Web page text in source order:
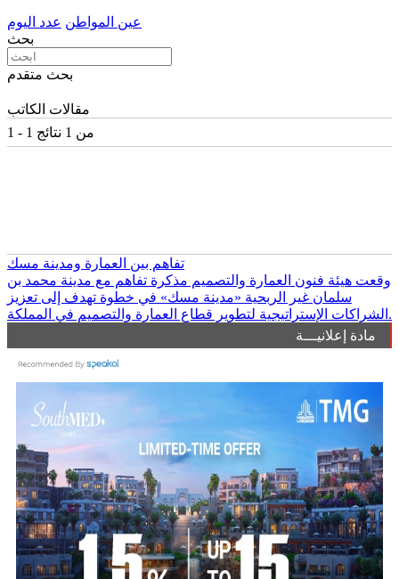
عين المواطن عدد اليوم
بحث
بحث متقدم
مقالات الكاتب
1 - 1 من 1 نتائج
تفاهم بين العمارة ومدينة مسك
وقعت هيئة فنون العمارة والتصميم مذكرة تفاهم مع مدينة محمد بن
سلمان غير الربحية «مدينة مسك» في خطوة تهدف إلى تعزيز
الشراكات الإستراتيجية لتطوير قطاع العمارة والتصميم في المملكة.
مادة إعلانيـــة